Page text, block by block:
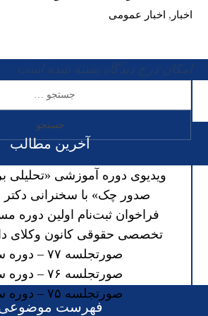
اخبار , اخبار عمومی
آخرین مطالب
صدور چک» با سخنرانی
فراخوان ثبت‌نام اولین دوره
تخصصی حقوقی کانون وکلای
صورتجلسه ۷۷ – دوره سیزدهم
صورتجلسه ۷۶ – دوره سیزدهم
صورتجلسه ۷۵ – دوره سیزدهم
فهرست